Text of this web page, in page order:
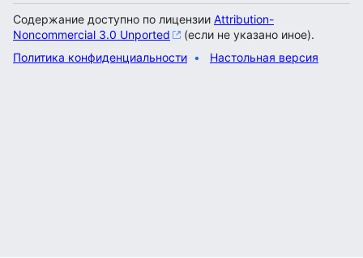
Содержание доступно по лицензии Attribution-
Noncommercial 3.0 Unported
(если не указано иное).
Политика конфиденциальности
Настольная версия